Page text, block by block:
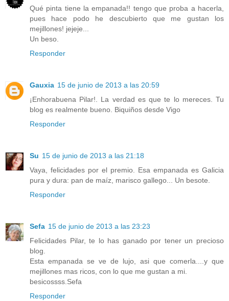
Qué pinta tiene la empanada!! tengo que proba a hacerla,
pues hace podo he descubierto que me gustan los
mejillones! jejeje...
Un beso.
Responder
Gauxia 15 de junio de 2013 a las 20:59
¡Enhorabuena Pilar!. La verdad es que te lo mereces. Tu
blog es realmente bueno. Biquiños desde Vigo
Responder
Su 15 de junio de 2013 a las 21:18
Vaya, felicidades por el premio. Esa empanada es Galicia
pura y dura: pan de maíz, marisco gallego... Un besote.
Responder
Sefa 15 de junio de 2013 a las 23:23
Felicidades Pilar, te lo has ganado por tener un precioso
blog.
Esta empanada se ve de lujo, asi que comerla....y que
mejillones mas ricos, con lo que me gustan a mi.
besicossss.Sefa
Responder